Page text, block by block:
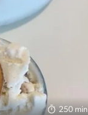
250 min